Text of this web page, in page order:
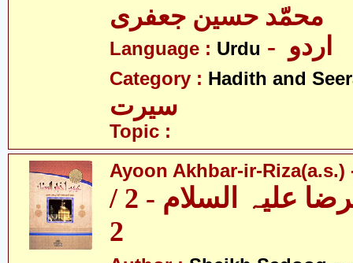
محمّد حسین جعفری
Language : Urdu
Category : Hadith and
سیرت
Topic :
Ayoon Akhbar-ir-Riza(a.s.)
عیون اخبار الرضا علیہ السلام - 2 /
2